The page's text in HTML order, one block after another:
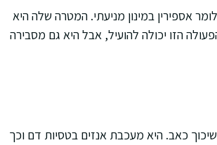
אספירין במינון מניעתי. המטרה שלה היא
הזו יכולה להועיל, אבל היא גם מסבירה
כאב. היא מעכבת אנזים בטסיות דם וכך